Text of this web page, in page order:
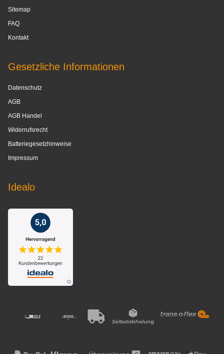
Sitemap
FAQ
Kontakt
Gesetzliche Informationen
Datenschutz
AGB
AGB Handel
Widerrufsrecht
Batteriegesetzhinweise
Impressum
Idealo